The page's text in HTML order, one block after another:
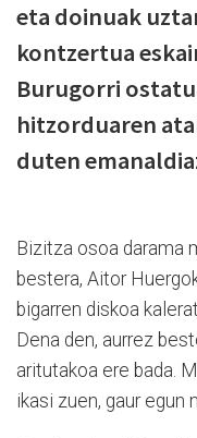
eta doinuak
kontzertua
Burugorri
hitzorduaren
duten
Bizitza osoa darama
bestera, Aitor
bigarren diskoa
Dena den, aurrez
aritutakoa ere bada.
ikasi zuen, gaur egun